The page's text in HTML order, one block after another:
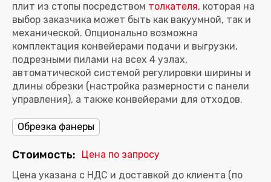
плит из стопы посредством толкателя, которая на
выбор заказчика может быть как вакуумной, так и
механической. Опционально возможна
комплектация конвейерами подачи и выгрузки,
подрезными пилами на всех 4 узлах,
автоматической системой регулировки ширины и
длины обрезки (настройка размерности с панели
управления), а также конвейерами для отходов.
Обрезка фанеры
Стоимость:
Цена по запросу
Цена указана с НДС и доставкой до клиента (по